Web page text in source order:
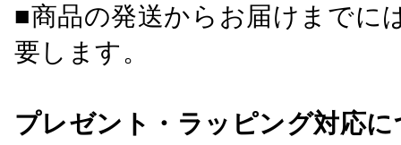
■商品の発送からお届けまでに
要します。
プレゼント・ラッピング対応